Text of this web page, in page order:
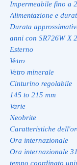
Impermeabile fino a
Alimentazione e
Durata
anni con SR726W X 2
Esterno
Vetro
Vetro minerale
Cinturino regolabile
145 to 215 mm
Varie
Neobrite
Caratteristiche
Ora internazionale
Ora internazionale
tempo coordinato